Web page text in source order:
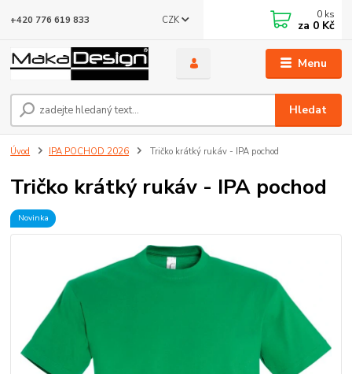
Menu
CZK
Hledat
+420 776 619 833 0 ks
za 0 Kč
Úvod IPA POCHOD 2026 Tričko krátký rukáv - IPA pochod
Tričko krátký rukáv - IPA pochod
Novinka